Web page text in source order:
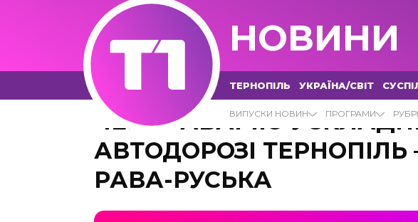
НОВИНИ
ТЕРНОПІЛЬ УКРАЇНА/СВІТ
ВИПУСКИ НОВИН ПРОГРАМИ
ЧЕРЕЗ АВАРІЮ
АВТОДОРОЗІ
РАВА-РУСЬКА